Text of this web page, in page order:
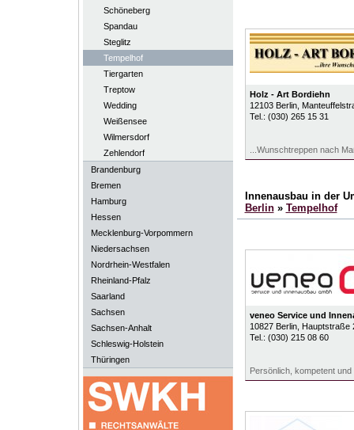
Schöneberg
Spandau
Steglitz
Tempelhof
Tiergarten
Treptow
Wedding
Weißensee
Wilmersdorf
Zehlendorf
Brandenburg
Bremen
Hamburg
Hessen
Mecklenburg-Vorpommern
Niedersachsen
Nordrhein-Westfalen
Rheinland-Pfalz
Saarland
Sachsen
Sachsen-Anhalt
Schleswig-Holstein
Thüringen
Holz - Art Bordiehn
12103 Berlin,
Tel.: (030) 265 15 31
...Wunschtreppen nach
Innenausbau in der
Berlin» Tempelhof
veneo Service und
10827 Berlin, Hauptstraße
Tel.: (030) 215 08 60
Persönlich, kompetent